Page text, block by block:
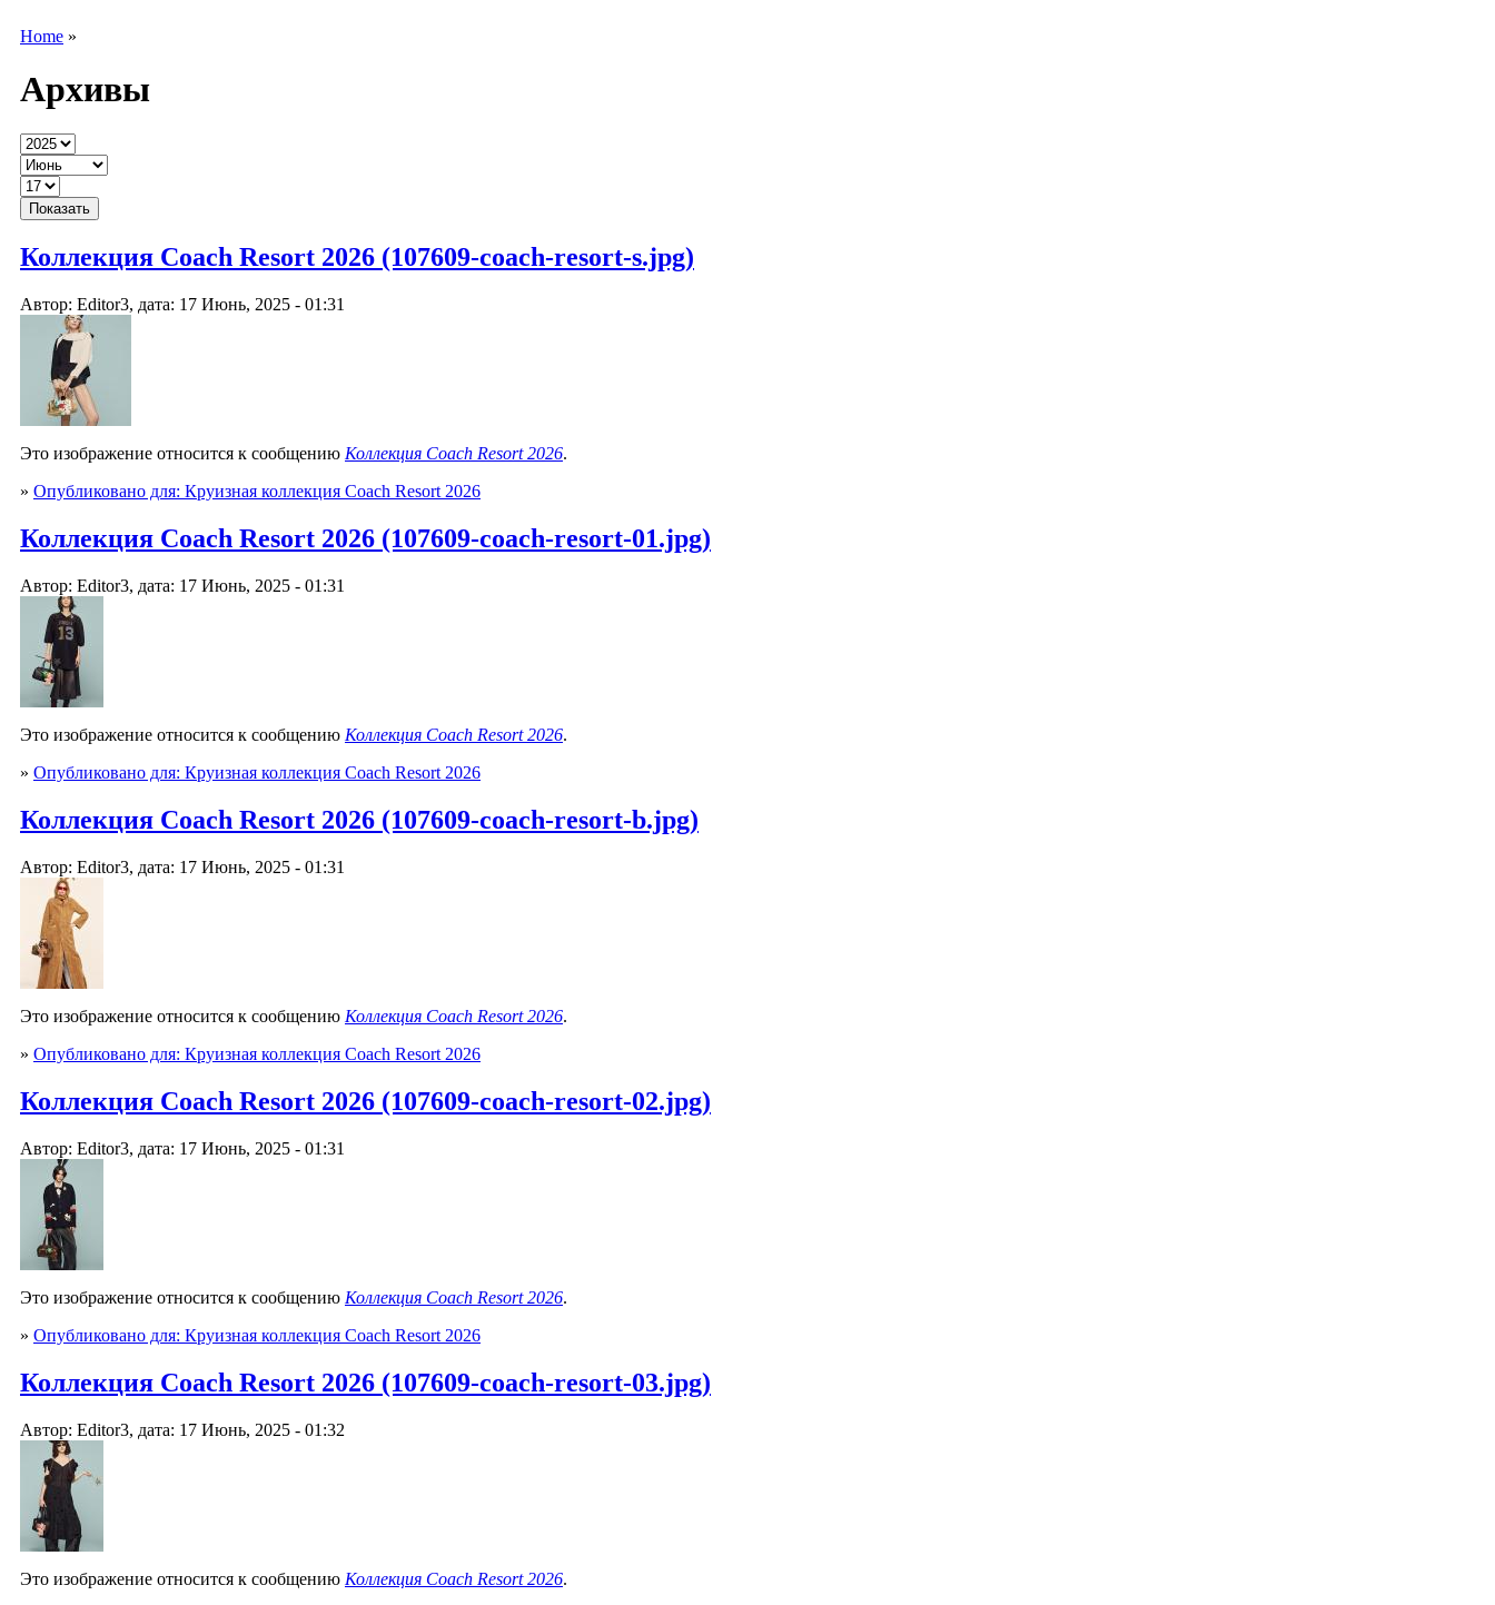
Home »
Архивы
Коллекция Coach Resort 2026 (107609-coach-resort-s.jpg)
Автор: Editor3, дата: 17 Июнь, 2025 - 01:31
Это изображение относится к сообщению Коллекция Coach Resort 2026.
» Опубликовано для: Круизная коллекция Coach Resort 2026
Коллекция Coach Resort 2026 (107609-coach-resort-01.jpg)
Автор: Editor3, дата: 17 Июнь, 2025 - 01:31
Это изображение относится к сообщению Коллекция Coach Resort 2026.
» Опубликовано для: Круизная коллекция Coach Resort 2026
Коллекция Coach Resort 2026 (107609-coach-resort-b.jpg)
Автор: Editor3, дата: 17 Июнь, 2025 - 01:31
Это изображение относится к сообщению Коллекция Coach Resort 2026.
» Опубликовано для: Круизная коллекция Coach Resort 2026
Коллекция Coach Resort 2026 (107609-coach-resort-02.jpg)
Автор: Editor3, дата: 17 Июнь, 2025 - 01:31
Это изображение относится к сообщению Коллекция Coach Resort 2026.
» Опубликовано для: Круизная коллекция Coach Resort 2026
Коллекция Coach Resort 2026 (107609-coach-resort-03.jpg)
Автор: Editor3, дата: 17 Июнь, 2025 - 01:32
Это изображение относится к сообщению Коллекция Coach Resort 2026.